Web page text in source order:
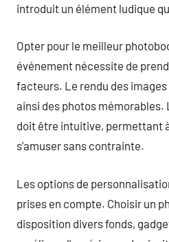
introduit un élément ludique
Opter pour le meilleur
événement nécessite de
facteurs. Le rendu des
ainsi des photos mémorables.
doit être intuitive, permettant
s’amuser sans contrainte.
Les options de
prises en compte. Choisir un
disposition divers fonds,